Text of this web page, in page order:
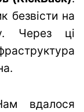
безвісти на
Через ці
вдалося